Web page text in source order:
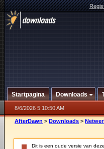
Startpagina Downloads
8/6/2026 5:10:50 AM
AfterDawn > Downloads >
Dit is een oude versie van